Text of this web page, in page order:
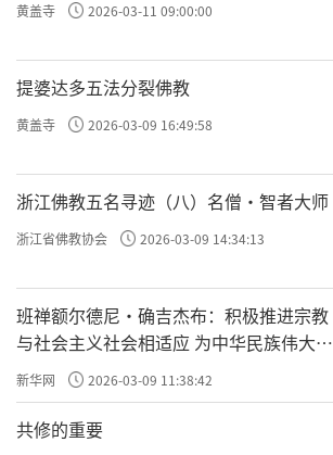
黄盖寺 2026-03-11 09:00:00
提婆达多五法分裂佛教
黄盖寺 2026-03-09 16:49:58
浙江佛教五名寻迹（八）名僧·智者大师
浙江省佛教协会 2026-03-09 14:34:13
班禅额尔德尼·确吉杰布：积极推进宗教
与社会主义社会相适应 为中华民族伟大复
兴贡献力量
新华网 2026-03-09 11:38:42
共修的重要